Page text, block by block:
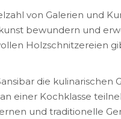
von Galerien und
bewundern und
Holzschnitzereien
die kulinarischen
einer Kochklasse
und traditionelle